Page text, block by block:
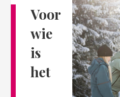
Voor
wie
is
het